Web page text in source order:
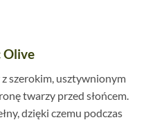
Olive
szerokim, usztywnionym
twarzy przed słońcem.
dzięki czemu podczas